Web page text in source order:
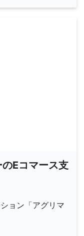
のEコマース支
ョン「アグリマ